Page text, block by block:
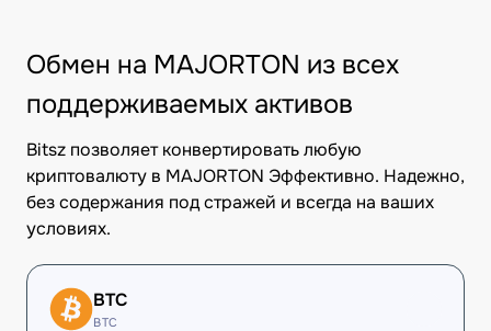
Обмен на MAJORTON из всех
поддерживаемых активов
Bitsz позволяет конвертировать любую
криптовалюту в MAJORTON Эффективно. Надежно,
без содержания под стражей и всегда на ваших
условиях.
BTC
BTC